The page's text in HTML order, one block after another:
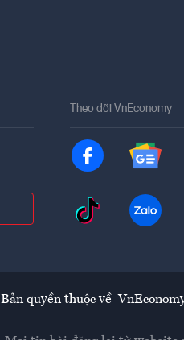
Theo dõi VnEconomy
Bản quyền thuộc về